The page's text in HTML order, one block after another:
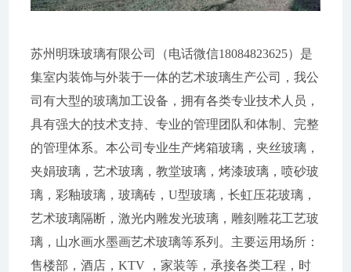
苏州明珠玻璃有限公司（电话微信18084823625）是
集室内装饰与外装于一体的艺术玻璃生产公司，我公
司有大型的玻璃加工设备，拥有各类专业技术人员，
具有强大的技术支持、专业的管理团队和体制、完整
的管理体系。本公司专业生产烤箱玻璃，夹丝玻璃，
夹娟玻璃，艺术玻璃，教堂玻璃，烤漆玻璃，喷砂玻
璃，彩釉玻璃，玻璃砖，U型玻璃，长虹压花玻璃，
艺术玻璃隔断，激光内雕发光玻璃，雕刻雕花工艺玻
璃，山水画水墨画艺术玻璃等系列。主要运用场所：
售楼部，酒店，KTV ，家装等，承接各类工程，时